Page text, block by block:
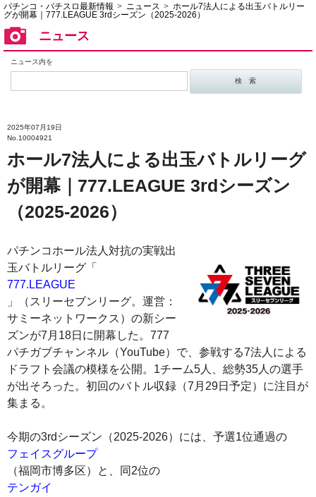
パチンコ・パチスロ最新情報 ニュース
ホール7法人による出玉バトルリー
グが開幕｜777.LEAGUE 3rdシーズン（2025-2026）
ニュース
ニュース内を
2025年07月19日
No.10004921
ホール7法人による出玉バトルリーグ
が開幕｜777.LEAGUE 3rdシーズン
（2025-2026）
パチンコホール法人対抗の実戦出
玉バトルリーグ「
777.LEAGUE
」（スリーセブンリーグ。運営：
サミーネットワークス）の新シー
ズンが7月18日に開幕した。777
パチガブチャンネル（YouTube）で、参戦する7法人による
ドラフト会議の模様を公開。1チーム5人、総勢35人の選手
が出そろった。初回のバトル収録（7月29日予定）に注目が
集まる。
今期の3rdシーズン（2025-2026）には、予選1位通過の
フェイスグループ
（福岡市博多区）と、同2位の
テンガイ